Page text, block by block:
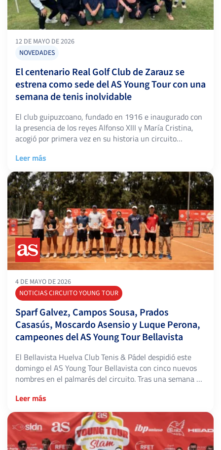
12 DE MAYO DE 2026
NOVEDADES
El centenario Real Golf Club de Zarauz se
estrena como sede del AS Young Tour con una
semana de tenis inolvidable
El club guipuzcoano, fundado en 1916 e inaugurado con
la presencia de los reyes Alfonso XIII y María Cristina,
acogió por primera vez en su historia un circuito
de 2026. Las pistas de tierra batida del Real Golf Club de
Zarauz vivieron la semana pasada una […]
Leer más
4 DE MAYO DE 2026
NOTICIAS CIRCUITO YOUNG TOUR
Sparf Galvez, Campos Sousa, Prados
Casasús, Moscardo Asensio y Luque Perona,
campeones del AS Young Tour Bellavista
El Bellavista Huelva Club Tenis & Pádel despidió este
domingo el AS Young Tour Bellavista con cinco nuevos
nombres en el palmarés del circuito. Tras una semana de
mayo—, Nils Hugo Sparf Galvez, Alma Campos Sousa,
Diego Prados Casasús, Ruth Moscardo Asensio y Ana […]
Leer más